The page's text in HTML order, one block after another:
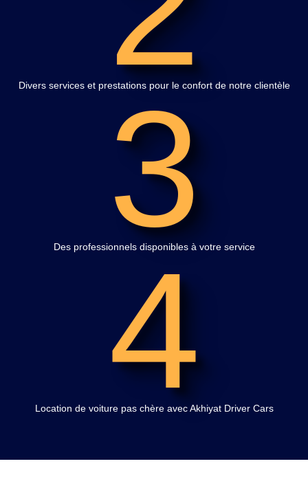
Divers services et prestations pour le confort de notre clientèle
3
Des professionnels disponibles à votre service
4
Location de voiture pas chère avec Akhiyat Driver Cars